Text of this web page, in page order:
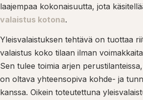
laajempaa kokonaisuutta, jota
valaistus kotona.
Yleisvalaistuksen tehtävä on tuottaa
valaistus koko tilaan ilman
Sen tulee toimia arjen
on oltava yhteensopiva kohde- ja
kanssa. Oikein toteutettuna